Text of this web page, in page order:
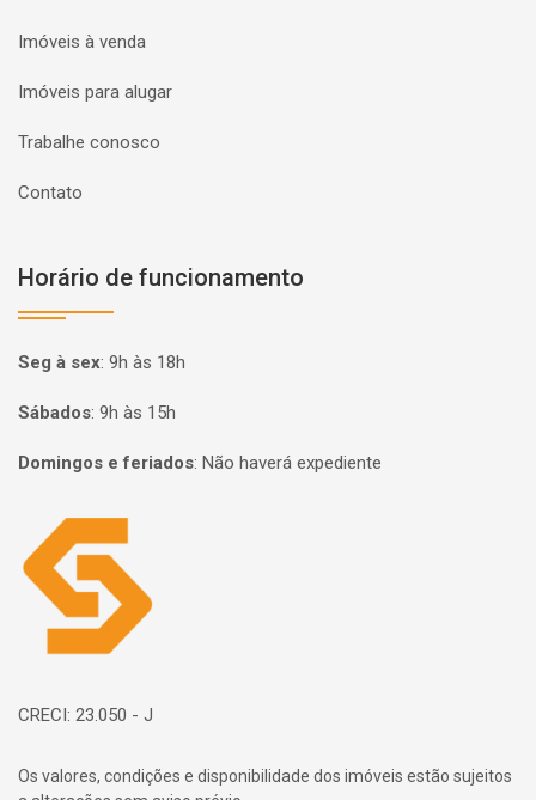
Imóveis à venda
Imóveis para alugar
Trabalhe conosco
Contato
Horário de funcionamento
Seg à sex: 9h às 18h
Sábados: 9h às 15h
Domingos e feriados: Não haverá expediente
Página inicial
CRECI: 23.050 - J
Os valores, condições e disponibilidade dos imóveis estão sujeitos